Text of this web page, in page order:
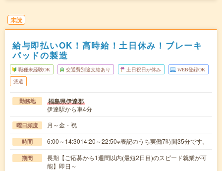
未読
給与即払いOK！高時給！土日休み！ブレーキ
パッドの製造
職種未経験OK 交通費別途支給あり 土日祝日が休み WEB登録OK
派遣
勤務地 福島県伊達郡
伊達駅から車4分
曜日頻度 月～金・祝
時間 6:00～14:3014:20～22:50※表記のうち実働7時間35分です。
期間
長期【ご応募から1週間以内(最短2日目)のスピード就業が可
能】即日～